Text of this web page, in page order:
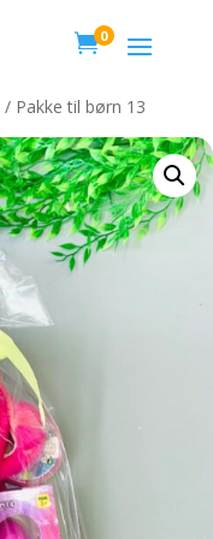
0
/ Pakke til børn 13